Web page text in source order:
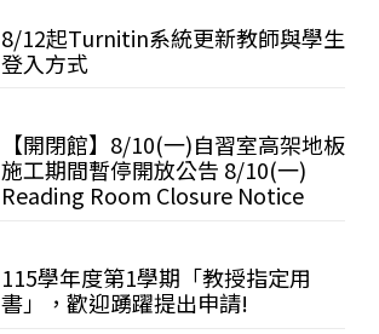
8/12起Turnitin系統更新教師與學生
登入方式
【開閉館】8/10(一)自習室高架地板
施工期間暫停開放公告 8/10(一)
Reading Room Closure Notice
115學年度第1學期「教授指定用
書」，歡迎踴躍提出申請!